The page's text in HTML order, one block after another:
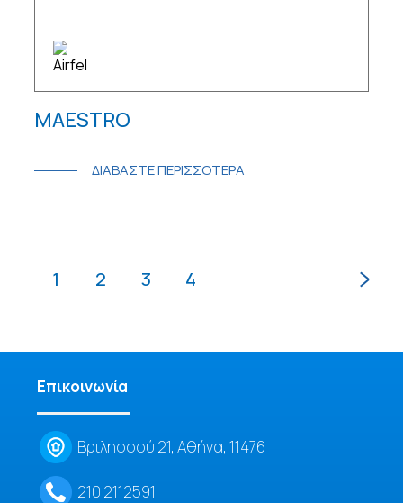
MAESTRO
ΔΙΑΒΑΣΤΕ ΠΕΡΙΣΣΟΤΕΡΑ
1 2 3 4
Επικοινωνία
Βριλησσού 21, Αθήνα, 11476
210 2112591